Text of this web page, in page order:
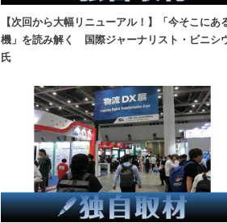
【次回から大幅リニューアル！】「今そこにあ
機」を読み解く 国際ジャーナリスト・ビニシ
氏